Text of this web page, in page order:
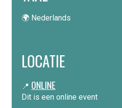
🌍 Nederlands
LOCATIE
📍 ONLINE
Dit is een online event